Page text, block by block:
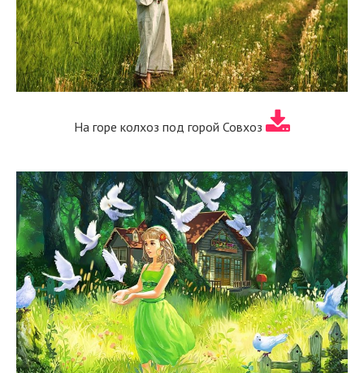
На горе колхоз под горой Совхоз